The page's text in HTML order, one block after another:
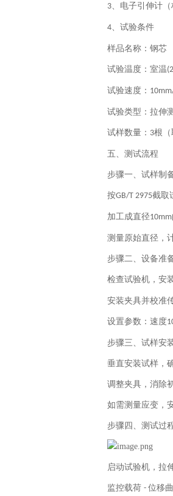
3、电子引伸计（
4、试验条件
样品名称：钢芯
试验温度：室温
试验速度：
试验类型：拉伸
试样数量： 3根（
五、测试流程
步骤一、试样制
按GB/T 2975截取
加工成直径10mm
测量原始直径，
步骤二、设备准
检查试验机，安
安装夹具并校准
设置参数：速度
步骤三、试样安
垂直安装试样，
调整夹具，消除
如需测量应变，
步骤四、测试过
启动试验机，拉
监控载荷 - 位移